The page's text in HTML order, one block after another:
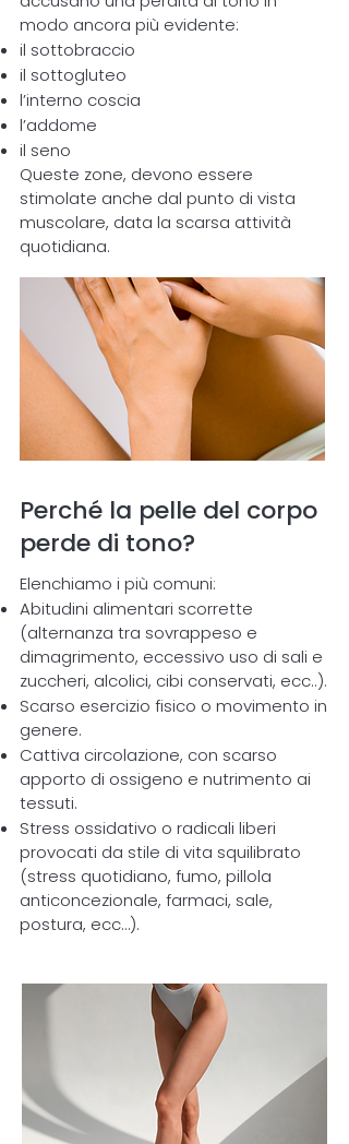
modo ancora più evidente:
il sottobraccio
il sottogluteo
l’interno coscia
l’addome
il seno
Queste zone, devono essere
stimolate anche dal punto di vista
muscolare, data la scarsa attività
quotidiana.
Perché la pelle del corpo
perde di tono?
Elenchiamo i più comuni:
Abitudini alimentari scorrette
(alternanza tra sovrappeso e
dimagrimento, eccessivo uso di sali e
zuccheri, alcolici, cibi conservati, ecc..).
Scarso esercizio fisico o movimento in
genere.
Cattiva circolazione, con scarso
apporto di ossigeno e nutrimento ai
tessuti.
Stress ossidativo o radicali liberi
provocati da stile di vita squilibrato
(stress quotidiano, fumo, pillola
anticoncezionale, farmaci, sale,
postura, ecc…).